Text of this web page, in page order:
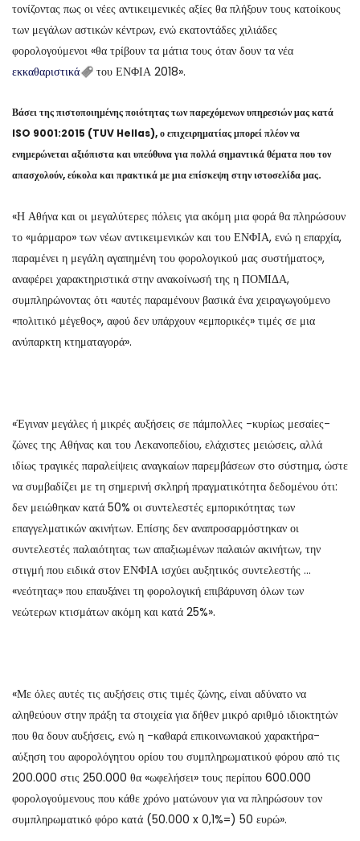
τονίζοντας πως οι νέες αντικειμενικές αξίες θα πλήξουν τους κατοίκους
των μεγάλων αστικών κέντρων, ενώ εκατοντάδες χιλιάδες
φορολογούμενοι «θα τρίβουν τα μάτια τους όταν δουν τα νέα
εκκαθαριστικά
του ΕΝΦΙΑ 2018».
Βάσει της πιστοποιημένης ποιότητας των παρεχόμενων υπηρεσιών μας κατά
ISO 9001:2015 (TUV Hellas), ο επιχειρηματίας μπορεί πλέον να
ενημερώνεται αξιόπιστα και υπεύθυνα για πολλά σημαντικά θέματα που τον
απασχολούν, εύκολα και πρακτικά με μια επίσκεψη στην ιστοσελίδα μας.
«Η Αθήνα και οι μεγαλύτερες πόλεις για ακόμη μια φορά θα πληρώσουν
το «μάρμαρο» των νέων αντικειμενικών και του ΕΝΦΙΑ, ενώ η επαρχία,
παραμένει η μεγάλη αγαπημένη του φορολογικού μας συστήματος»,
αναφέρει χαρακτηριστικά στην ανακοίνωσή της η ΠΟΜΙΔΑ,
συμπληρώνοντας ότι «αυτές παραμένουν βασικά ένα χειραγωγούμενο
«πολιτικό μέγεθος», αφού δεν υπάρχουν «εμπορικές» τιμές σε μια
ανύπαρκτη κτηματαγορά».
«Έγιναν μεγάλες ή μικρές αυξήσεις σε πάμπολλες -κυρίως μεσαίες-
ζώνες της Αθήνας και του Λεκανοπεδίου, ελάχιστες μειώσεις, αλλά
ιδίως τραγικές παραλείψεις αναγκαίων παρεμβάσεων στο σύστημα, ώστε
να συμβαδίζει με τη σημερινή σκληρή πραγματικότητα δεδομένου ότι:
δεν μειώθηκαν κατά 50% οι συντελεστές εμπορικότητας των
επαγγελματικών ακινήτων. Επίσης δεν αναπροσαρμόστηκαν οι
συντελεστές παλαιότητας των απαξιωμένων παλαιών ακινήτων, την
στιγμή που ειδικά στον ΕΝΦΙΑ ισχύει αυξητικός συντελεστής …
«νεότητας» που επαυξάνει τη φορολογική επιβάρυνση όλων των
νεώτερων κτισμάτων ακόμη και κατά 25%».
«Με όλες αυτές τις αυξήσεις στις τιμές ζώνης, είναι αδύνατο να
αληθεύουν στην πράξη τα στοιχεία για δήθεν μικρό αριθμό ιδιοκτητών
που θα δουν αυξήσεις, ενώ η -καθαρά επικοινωνιακού χαρακτήρα-
αύξηση του αφορολόγητου ορίου του συμπληρωματικού φόρου από τις
200.000 στις 250.000 θα «ωφελήσει» τους περίπου 600.000
φορολογούμενους που κάθε χρόνο ματώνουν για να πληρώσουν τον
συμπληρωματικό φόρο κατά (50.000 x 0,1%=) 50 ευρώ».